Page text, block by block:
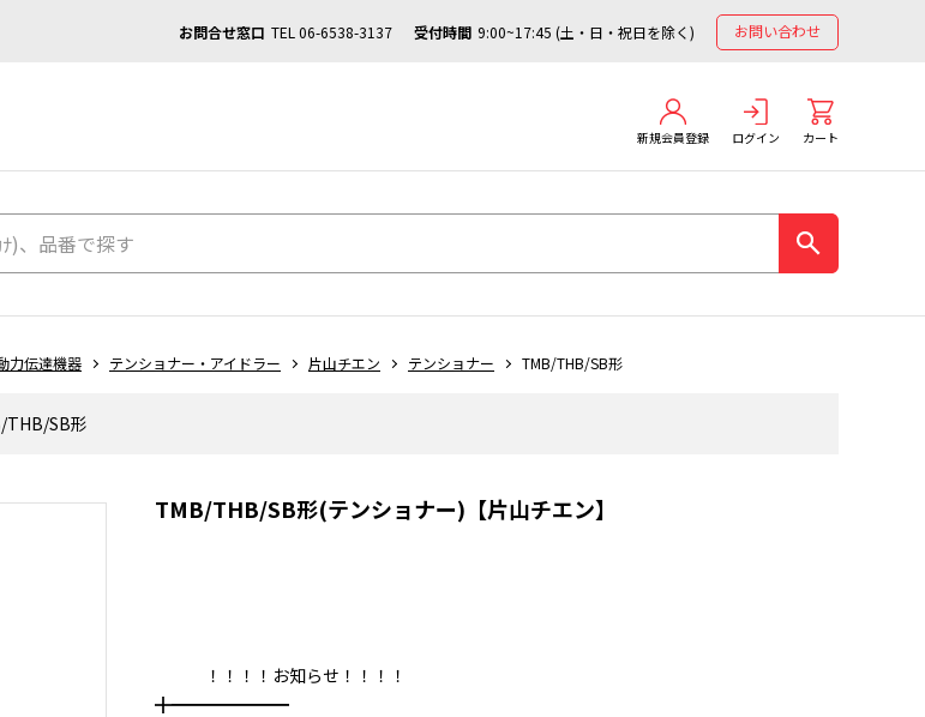
お問合せ窓口 TEL 06-6538-3137 受付時間 9:00~17:45 (土・日・祝日を除く) お問い合わせ
新規会員登録 ログイン カート
力伝達機器 テンショナー・アイドラー 片山チエン テンショナー TMB/THB/SB形
THB/SB形
TMB/THB/SB形(テンショナー)【片山チエン】
！！！！お知らせ！！！！
╋━━━━━━━